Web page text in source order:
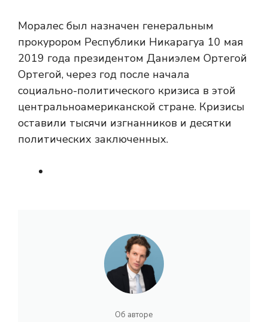
Моралес был назначен генеральным
прокурором Республики Никарагуа 10 мая
2019 года президентом Даниэлем Ортегой
Ортегой, через год после начала
социально-политического кризиса в этой
центральноамериканской стране. Кризисы
оставили тысячи изгнанников и десятки
политических заключенных.
Об авторе